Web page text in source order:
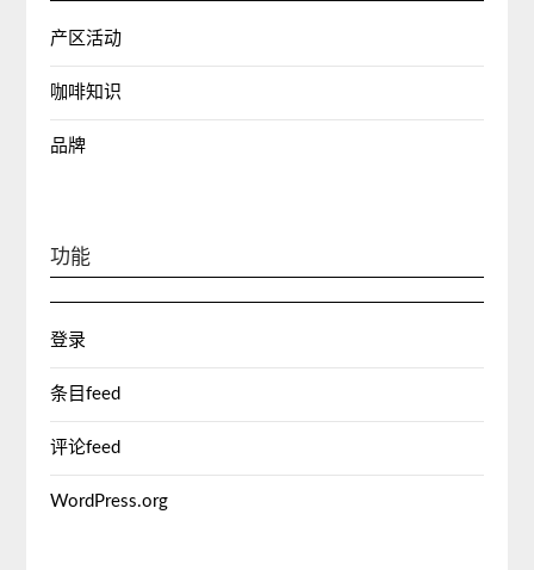
产区活动
咖啡知识
品牌
功能
登录
条目feed
评论feed
WordPress.org